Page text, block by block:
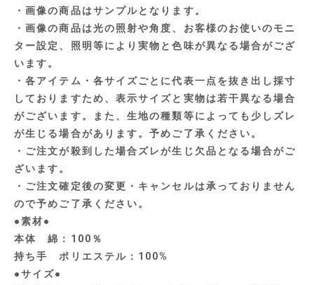
・画像の商品はサンプルとなります。
・画像の商品は光の照射や角度、お客様のお使いのモニ
ター設定、照明等により実物と色味が異なる場合がござ
います。
・各アイテム・各サイズごとに代表一点を抜き出し採寸
しておりますため、表示サイズと実物は若干異なる場合
がございます。また、生地の種類等によっても少しズレ
が生じる場合があります。予めご了承ください。
・ご注文が殺到した場合ズレが生じ欠品となる場合がご
ざいます。
・ご注文確定後の変更・キャンセルは承っておりません
ので予めご了承ください。
●素材●
本体 綿：100％
持ち手 ポリエステル：100%
●サイズ●